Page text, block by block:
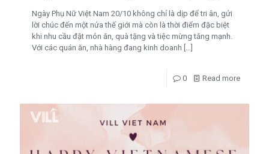
Ngày Phụ Nữ Việt Nam 20/10 không chỉ là dịp để tri ân, gửi
lời chúc đến một nửa thế giới mà còn là thời điểm đặc biệt
khi nhu cầu đặt món ăn, quà tặng và tiệc mừng tăng mạnh.
Với các quán ăn, nhà hàng đang kinh doanh
0 Read more